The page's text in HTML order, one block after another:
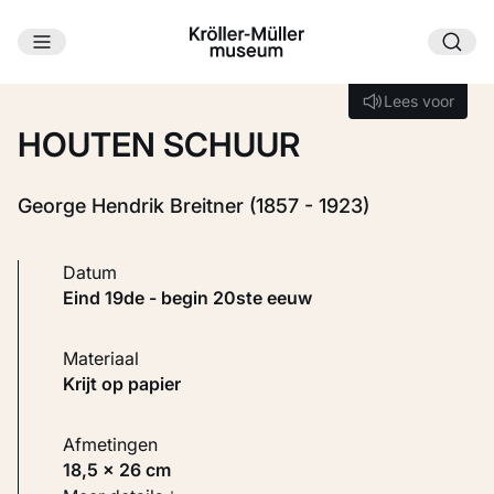
Ga naar hoofdinhoud
Lees voor
Lees voor
HOUTEN SCHUUR
George Hendrik Breitner (1857 - 1923)
Datum
eind 19de - begin 20ste eeuw
Materiaal
Krijt op papier
Afmetingen
18,5 × 26 cm